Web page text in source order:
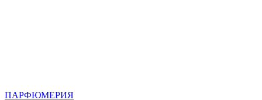
ПАРФЮМЕРИЯ